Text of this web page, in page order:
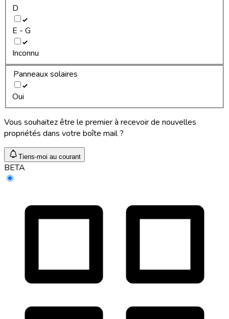
D
E - G
Inconnu
Panneaux solaires
Oui
Vous souhaitez être le premier à recevoir de nouvelles
propriétés dans votre boîte mail ?
Tiens-moi au courant
BETA